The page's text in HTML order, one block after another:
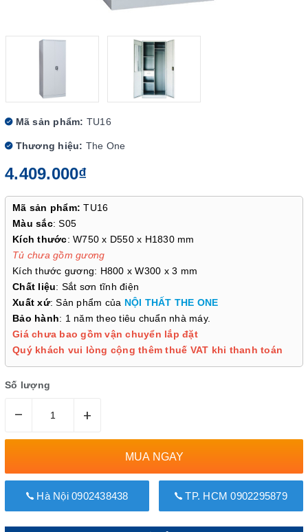
Mã sản phẩm: TU16
Thương hiệu: The One
4.409.000₫
Mã sản phẩm: TU16
Màu sắc: S05
Kích thước: W750 x D550 x H1830 mm
Tủ chưa gồm gương
Kích thước gương: H800 x W300 x 3 mm
Chất liệu: Sắt sơn tĩnh điện
Xuất xứ: Sản phẩm của NỘI THẤT THE ONE
Bảo hành: 1 năm theo tiêu chuẩn nhà máy.
Giá chưa bao gồm vận chuyển lắp đặt
Quý khách vui lòng cộng thêm thuế VAT khi thanh toán
Số lượng
– +
MUA NGAY
Hà Nội 0902438438 TP. HCM 0902295879